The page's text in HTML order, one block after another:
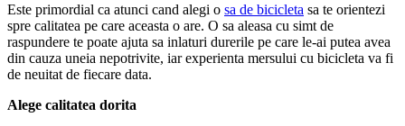
Este primordial ca atunci cand alegi o sa de bicicleta sa te orientezi
spre calitatea pe care aceasta o are. O sa aleasa cu simt de
raspundere te poate ajuta sa inlaturi durerile pe care le-ai putea avea
din cauza uneia nepotrivite, iar experienta mersului cu bicicleta va fi
de neuitat de fiecare data.
Alege calitatea dorita